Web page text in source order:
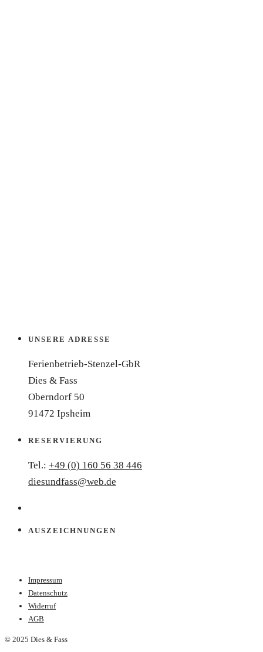
UNSERE ADRESSE
Ferienbetrieb-Stenzel-GbR
Dies & Fass
Oberndorf 50
91472 Ipsheim
RESERVIERUNG
Tel.: +49 (0) 160 56 38 446
diesundfass@web.de
AUSZEICHNUNGEN
Impressum
Datenschutz
Widerruf
AGB
© 2025 Dies & Fass